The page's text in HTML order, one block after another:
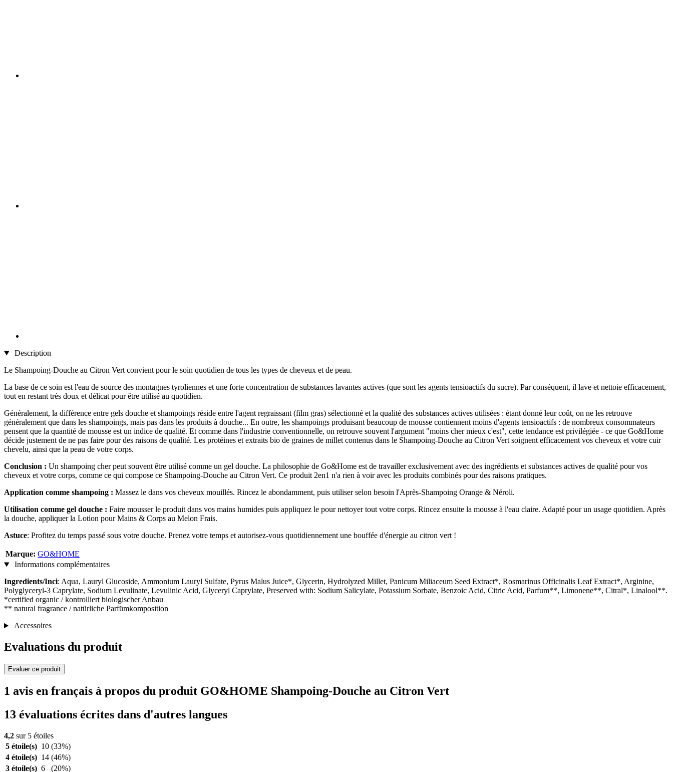
Description
Le Shampoing-Douche au Citron Vert convient pour le soin quotidien de tous les types de cheveux et de peau.
La base de ce soin est l'eau de source des montagnes tyroliennes et une forte concentration de substances lavantes actives (que sont les agents tensioactifs du sucre). Par conséquent, il lave et nettoie efficacement,
tout en restant très doux et délicat pour être utilisé au quotidien.
Généralement, la différence entre gels douche et shampoings réside entre l'agent regraissant (film gras) sélectionné et la qualité des substances actives utilisées : étant donné leur coût, on ne les retrouve
généralement que dans les shampoings, mais pas dans les produits à douche... En outre, les shampoings produisant beaucoup de mousse contiennent moins d'agents tensioactifs : de nombreux consommateurs
pensent que la quantité de mousse est un indice de qualité. Et comme dans l'industrie conventionnelle, on retrouve souvent l'argument "moins cher mieux c'est", cette tendance est privilégiée - ce que Go&Home
décide justement de ne pas faire pour des raisons de qualité. Les protéines et extraits bio de graines de millet contenus dans le Shampoing-Douche au Citron Vert soignent efficacement vos cheveux et votre cuir
chevelu, ainsi que la peau de votre corps.
Conclusion : Un shampoing cher peut souvent être utilisé comme un gel douche. La philosophie de Go&Home est de travailler exclusivement avec des ingrédients et substances actives de qualité pour vos
cheveux et votre corps, comme ce qui compose ce Shampoing-Douche au Citron Vert. Ce produit 2en1 n'a rien à voir avec les produits combinés pour des raisons pratiques.
Application comme shampoing : Massez le dans vos cheveux mouillés. Rincez le abondamment, puis utiliser selon besoin l'Après-Shampoing Orange & Néroli.
Utilisation comme gel douche : Faire mousser le produit dans vos mains humides puis appliquez le pour nettoyer tout votre corps. Rincez ensuite la mousse à l'eau claire. Adapté pour un usage quotidien. Après
la douche, appliquer la Lotion pour Mains & Corps au Melon Frais.
Astuce: Profitez du temps passé sous votre douche. Prenez votre temps et autorisez-vous quotidiennement une bouffée d'énergie au citron vert !
Marque: GO&HOME
Informations complémentaires
Ingredients/Inci: Aqua, Lauryl Glucoside, Ammonium Lauryl Sulfate, Pyrus Malus Juice*, Glycerin, Hydrolyzed Millet, Panicum Miliaceum Seed Extract*, Rosmarinus Officinalis Leaf Extract*, Arginine,
Polyglyceryl-3 Caprylate, Sodium Levulinate, Levulinic Acid, Glyceryl Caprylate, Preserved with: Sodium Salicylate, Potassium Sorbate, Benzoic Acid, Citric Acid, Parfum**, Limonene**, Citral*, Linalool**.
*certified organic / kontrolliert biologischer Anbau
** natural fragrance / natürliche Parfümkomposition
Accessoires
Evaluations du produit
Evaluer ce produit
1 avis en français à propos du produit GO&HOME Shampoing-Douche au Citron Vert
13 évaluations écrites dans d'autres langues
4,2 sur 5 étoiles
5 étoile(s) 10 (33%)
4 étoile(s) 14 (46%)
3 étoile(s) 6 (20%)